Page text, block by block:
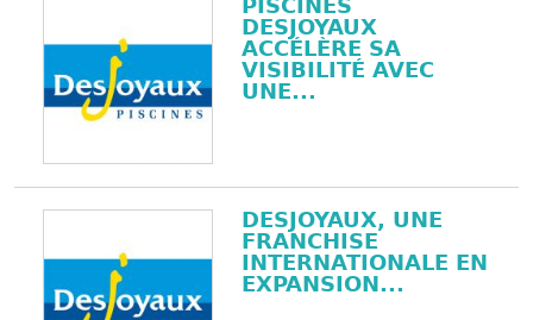
DESJOYAUX
ACCÉLÈRE SA
VISIBILITÉ AVEC
UNE...
DESJOYAUX, UNE
FRANCHISE
INTERNATIONALE EN
EXPANSION...